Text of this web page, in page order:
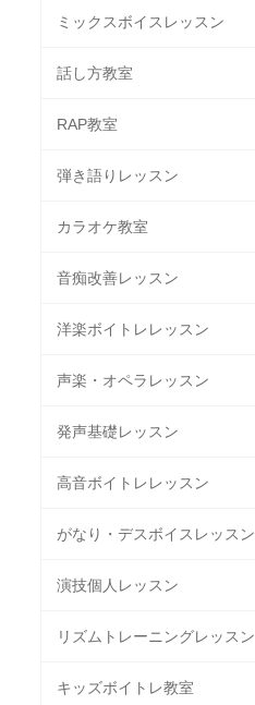
ミックスボイスレッスン
話し方教室
RAP教室
弾き語りレッスン
カラオケ教室
音痴改善レッスン
洋楽ボイトレレッスン
声楽・オペラレッスン
発声基礎レッスン
高音ボイトレレッスン
がなり・デスボイスレッスン
演技個人レッスン
リズムトレーニングレッスン
キッズボイトレ教室